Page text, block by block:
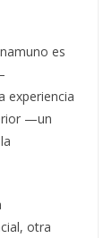
es
experiencia
—un
otra